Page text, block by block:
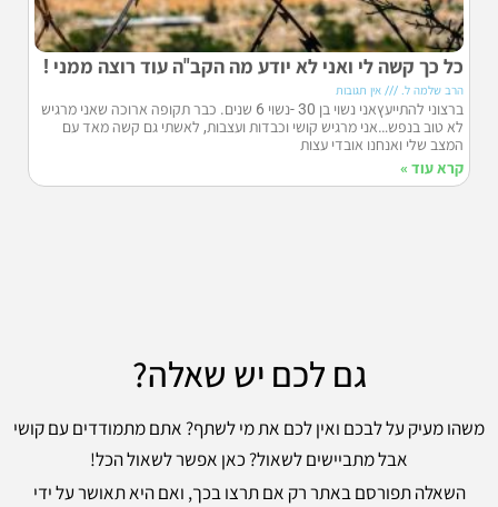
כל כך קשה לי ואני לא יודע מה הקב"ה עוד רוצה ממני !
הרב שלמה ל. אין תגובות
ברצוני להתייעץאני נשוי בן 30 -נשוי 6 שנים. כבר תקופה ארוכה שאני מרגיש
לא טוב בנפש…אני מרגיש קושי וכבדות ועצבות, לאשתי גם קשה מאד עם
המצב שלי ואנחנו אובדי עצות
קרא עוד »
גם לכם יש שאלה?
משהו מעיק על לבכם ואין לכם את מי לשתף? אתם מתמודדים עם קושי
אבל מתביישים לשאול? כאן אפשר לשאול הכל!
השאלה תפורסם באתר רק אם תרצו בכך, ואם היא תאושר על ידי